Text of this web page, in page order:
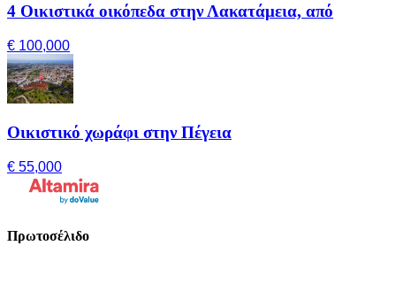
4 Οικιστικά οικόπεδα στην Λακατάμεια, από
€ 100,000
Οικιστικό χωράφι στην Πέγεια
€ 55,000
Πρωτοσέλιδο